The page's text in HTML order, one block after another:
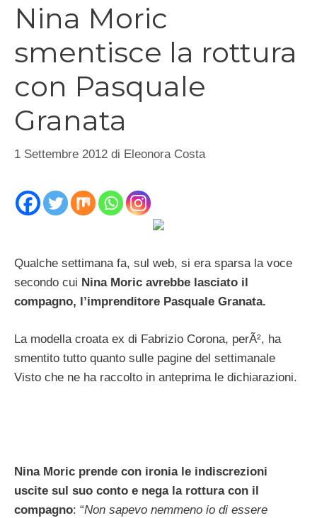
Nina Moric
smentisce la rottura
con Pasquale
Granata
1 Settembre 2012 di Eleonora Costa
Qualche settimana fa, sul web, si era sparsa la voce
secondo cui Nina Moric avrebbe lasciato il
compagno, l’imprenditore Pasquale Granata.
La modella croata ex di Fabrizio Corona, perÃ², ha
smentito tutto quanto sulle pagine del settimanale
Visto che ne ha raccolto in anteprima le dichiarazioni.
Nina Moric prende con ironia le indiscrezioni
uscite sul suo conto e nega la rottura con il
compagno: “Non sapevo nemmeno io di essere